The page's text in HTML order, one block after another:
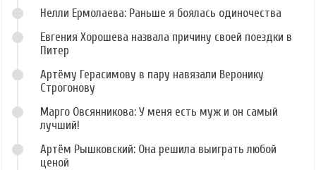
Нелли Ермолаева: Раньше я боялась одиночества
Евгения Хорошева назвала причину своей поездки в
Питер
Артёму Герасимову в пару навязали Веронику
Строгонову
Марго Овсянникова: У меня есть муж и он самый
лучший!
Артём Рышковский: Она решила выиграть любой
ценой